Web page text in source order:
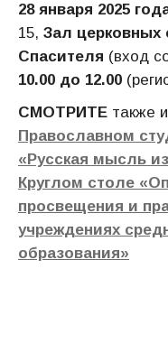
28 января 2025
15, Зал церковных
Спасителя (вход
10.00 до 12.00
СМОТРИТЕ также
Православном
«Русская мысль
Круглом столе
просвещения и
учреждениях
образования»